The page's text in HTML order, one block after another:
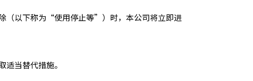
（以下称为“使用停止等”）时，本公司将立即进
当替代措施。